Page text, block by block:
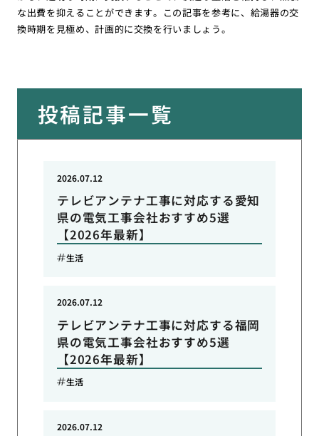
な出費を抑えることができます。この記事を参考に、給湯器の交
換時期を見極め、計画的に交換を行いましょう。
投稿記事一覧
テレビアンテナ工事に対応する愛知
県の電気工事会社おすすめ5選
【2026年最新】
2026.07.12
生活
テレビアンテナ工事に対応する福岡
県の電気工事会社おすすめ5選
【2026年最新】
2026.07.12
生活
2026.07.12